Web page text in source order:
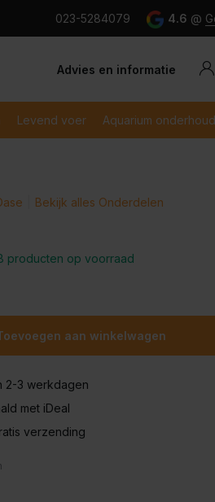
betaald met iDeal
023-5284079 4.6 @
Advies en informatie
Account
Levend voer Aquarium onderhoud
Bekijk alles Onderdelen
producten op voorraad
aan winkelwagen
2-3 werkdagen
met iDeal
verzending